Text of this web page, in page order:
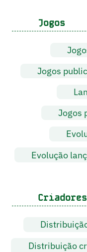
Jogos
Jogos
Jogos
Evolução
Criadores
Distribuição